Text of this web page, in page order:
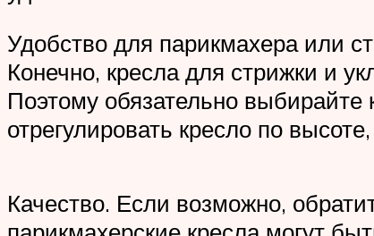
Удобство для парикмахера или
Конечно, кресла для стрижки и
Поэтому обязательно выбирайте
отрегулировать кресло по
Качество. Если возможно,